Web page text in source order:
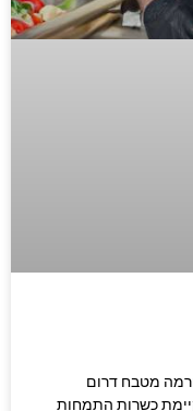
7059 ארוחות גורמה מטבח דרום
כשרות התמחות